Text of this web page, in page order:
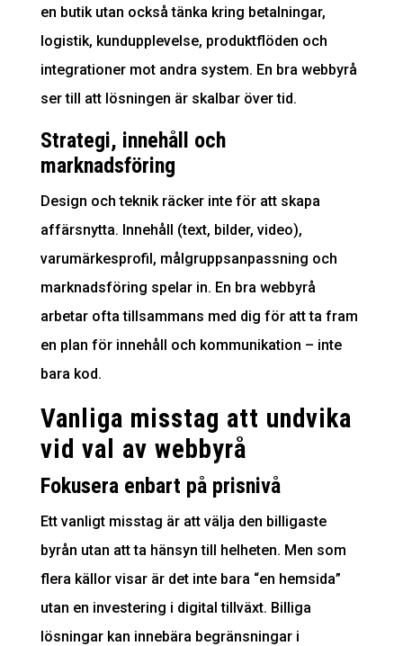
en butik utan också tänka kring betalningar,
logistik, kundupplevelse, produktflöden och
integrationer mot andra system. En bra webbyrå
ser till att lösningen är skalbar över tid.
Strategi, innehåll och
marknadsföring
Design och teknik räcker inte för att skapa
affärsnytta. Innehåll (text, bilder, video),
varumärkesprofil, målgruppsanpassning och
marknadsföring spelar in. En bra webbyrå
arbetar ofta tillsammans med dig för att ta fram
en plan för innehåll och kommunikation – inte
bara kod.
Vanliga misstag att undvika
vid val av webbyrå
Fokusera enbart på prisnivå
Ett vanligt misstag är att välja den billigaste
byrån utan att ta hänsyn till helheten. Men som
flera källor visar är det inte bara “en hemsida”
utan en investering i digital tillväxt. Billiga
lösningar kan innebära begränsningar i